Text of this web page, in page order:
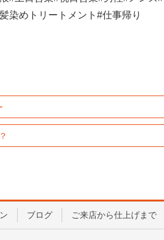
染めトリートメント #仕事帰り
ブログ ご来店から仕上げまで